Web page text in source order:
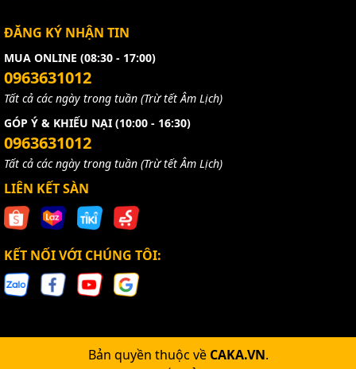
ĐĂNG KÝ NHẬN TIN
MUA ONLINE (08:30 - 17:00)
0963631012
Tất cả các ngày trong tuần (Trừ tết Âm Lịch)
GÓP Ý & KHIẾU NẠI (10:00 - 16:30)
0963631012
Tất cả các ngày trong tuần (Trừ tết Âm Lịch)
LIÊN KẾT SÀN
KẾT NỐI VỚI CHÚNG TÔI:
Bản quyền thuộc về CAKA.VN.